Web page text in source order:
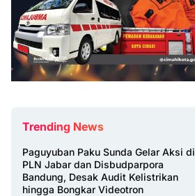
Trending News
Paguyuban Paku Sunda Gelar Aksi di
PLN Jabar dan Disbudparpora
Bandung, Desak Audit Kelistrikan
hingga Bongkar Videotron